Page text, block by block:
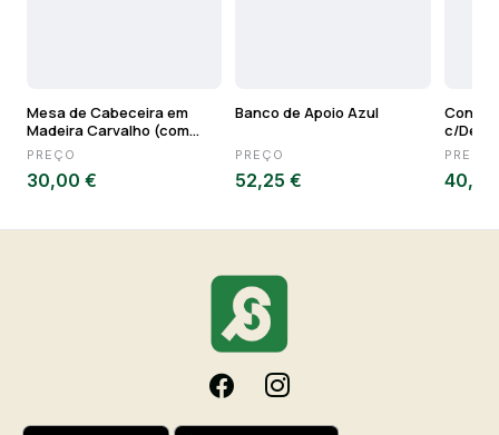
Mesa de Cabeceira em
Madeira Carvalho (com
defeito)
PREÇO
30,00 €
Banco de Apoio Azul
PREÇO
52,25 €
c/
PREÇO